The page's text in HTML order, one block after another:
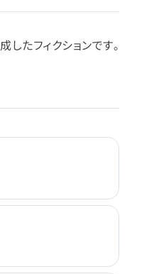
たフィクションです。